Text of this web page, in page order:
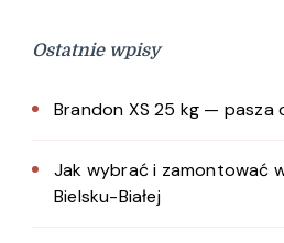
Ostatnie wpisy
Brandon XS 25 kg — pasza
Jak wybrać i zamontować
Bielsku-Białej